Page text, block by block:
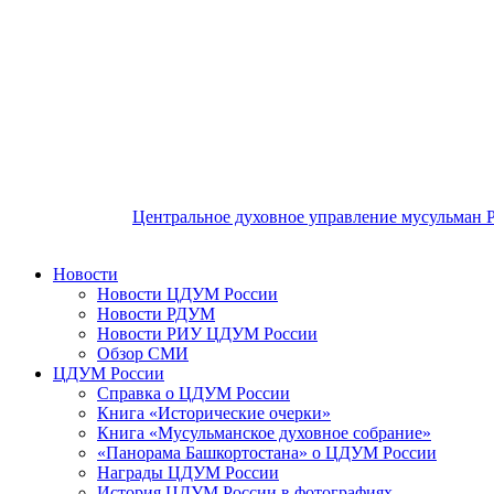
Центральное духовное управление мусульман
Новости
Новости ЦДУМ России
Новости РДУМ
Новости РИУ ЦДУМ России
Обзор СМИ
ЦДУМ России
Справка о ЦДУМ России
Книга «Исторические очерки»
Книга «Мусульманское духовное собрание»
«Панорама Башкортостана» о ЦДУМ России
Награды ЦДУМ России